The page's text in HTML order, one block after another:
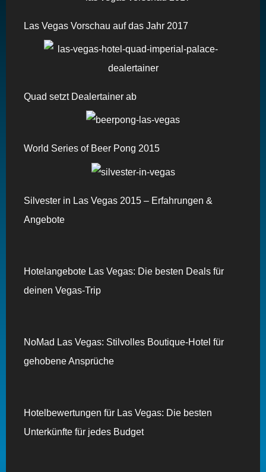
Las Vegas Vorschau auf das Jahr 2017
Quad setzt Dealertainer ab
World Series of Beer Pong 2015
Silvester in Las Vegas 2015 – Erfahrungen &
Angebote
Hotelangebote Las Vegas: Die besten Deals für
deinen Vegas-Trip
NoMad Las Vegas: Stilvolles Boutique-Hotel für
gehobene Ansprüche
Hotelbewertungen für Las Vegas: Die besten
Unterkünfte für jedes Budget